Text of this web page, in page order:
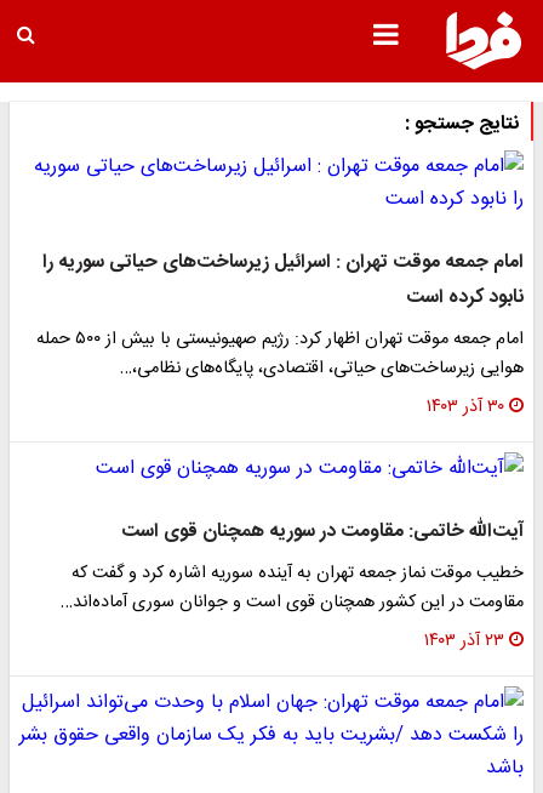
نتایج جستجو :
امام جمعه موقت تهران : اسرائیل زیرساخت‌های حیاتی سوریه را
نابود کرده است
امام جمعه موقت تهران اظهار کرد: رژیم صهیونیستی با بیش از ۵۰۰ حمله
هوایی زیرساخت‌های حیاتی، اقتصادی، پایگاه‌های نظامی،…
۳۰ آذر ۱۴۰۳
آیت‌الله خاتمی: مقاومت در سوریه همچنان قوی است
خطیب موقت نماز جمعه تهران به آینده سوریه اشاره کرد و گفت که
مقاومت در این کشور همچنان قوی است و جوانان سوری آماده‌اند…
۲۳ آذر ۱۴۰۳